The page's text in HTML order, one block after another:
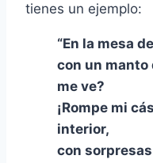
tienes un ejemplo:
“En la mesa
con un manto
me ve?
¡Rompe mi
interior,
con